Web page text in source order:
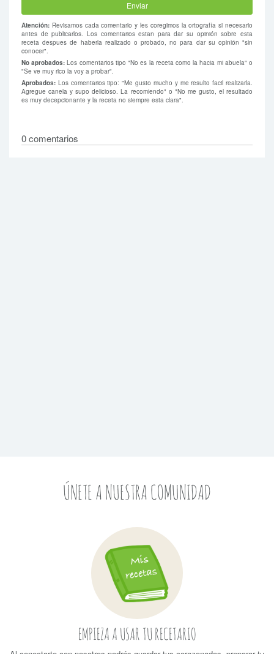
Atención: Revisamos cada comentario y les coregimos la ortografía si necesario
antes de publicarlos. Los comentarios estan para dar su opinión sobre esta
receta despues de haberla realizado o probado, no para dar su opinión "sin
conocer".
No aprobados:Los comentarios tipo "No es la receta como la hacia mi abuela" o
"Se ve muy rico la voy a probar".
Aprobados: Los comentarios tipo: "Me gusto mucho y me resulto facil realizarla.
Agregue canela y supo delicioso. La recomiendo" o "No me gusto, el resultado
es muy decepcionante y la receta no siempre esta clara".
0 comentarios
ÚNETE A NUESTRA COMUNIDAD
EMPIEZA A USAR TU RECETARIO